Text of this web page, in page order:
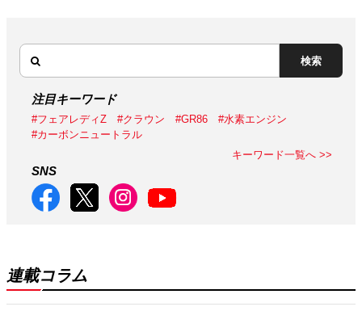
検索
注目キーワード
#フェアレディZ #クラウン #GR86
#水素エンジン
#カーボンニュートラル
キーワード一覧へ >>
SNS
連載コラム